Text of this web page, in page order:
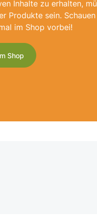
Inhalte zu erhalten,
Produkte sein.
im Shop vorbei!
Shop